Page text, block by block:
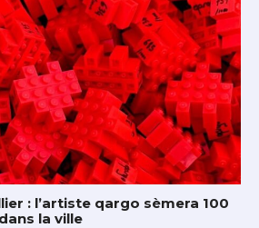
: l’artiste qargo sèmera 100
la ville